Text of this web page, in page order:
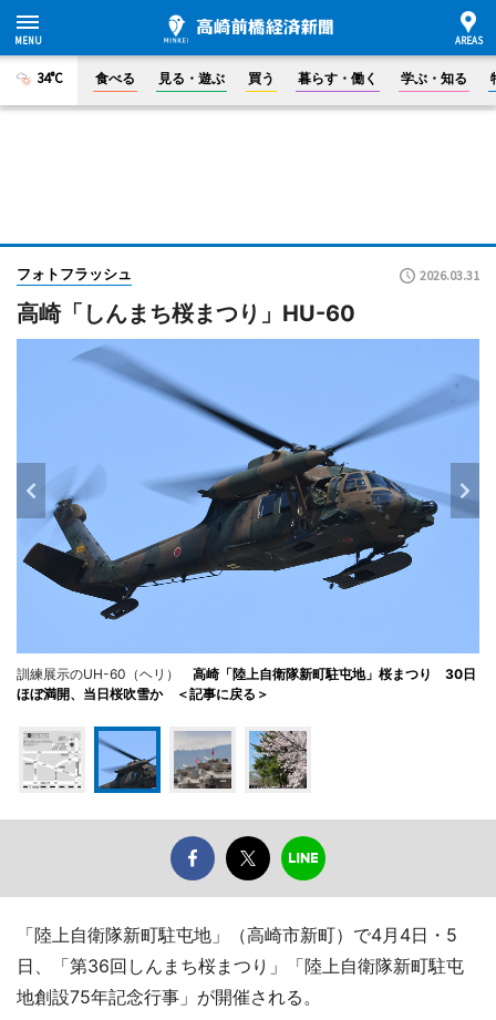
34°C 食べる 見る・遊ぶ 買う 暮らす・働く 学ぶ・知る
フォトフラッシュ 2026.03.31
高崎「しんまち桜まつり」HU-60
訓練展示のUH-60（ヘリ） 高崎「陸上自衛隊新町駐屯地」桜まつり 30日
ほぼ満開、当日桜吹雪か ＜記事に戻る＞
「陸上自衛隊新町駐屯地」（高崎市新町）で4月4日・5
日、「第36回しんまち桜まつり」「陸上自衛隊新町駐屯
地創設75年記念行事」が開催される。